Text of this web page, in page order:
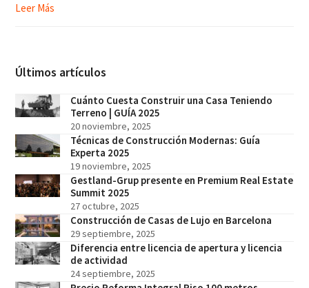
Leer Más
Últimos artículos
Cuánto Cuesta Construir una Casa Teniendo
Terreno | GUÍA 2025
20 noviembre, 2025
Técnicas de Construcción Modernas: Guía
Experta 2025
19 noviembre, 2025
Gestland-Grup presente en Premium Real Estate
Summit 2025
27 octubre, 2025
Construcción de Casas de Lujo en Barcelona
29 septiembre, 2025
Diferencia entre licencia de apertura y licencia
de actividad
24 septiembre, 2025